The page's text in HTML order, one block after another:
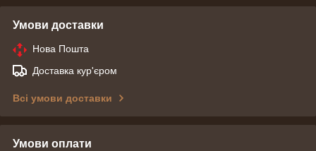
Умови доставки
Нова Пошта
Доставка кур'єром
Всі умови доставки
Умови оплати